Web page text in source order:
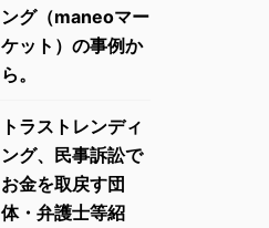
ング（maneoマー
ケット）の事例か
ら。
トラストレンディ
ング、民事訴訟で
お金を取戻す団
体・弁護士等紹